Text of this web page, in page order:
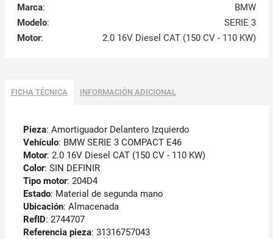
Marca:
BMW
Modelo:
SERIE 3
Motor: 2.0 16V Diesel CAT (150 CV - 110 KW)
FICHA TÉCNICA INFORMACIÓN ADICIONAL
Pieza: Amortiguador Delantero Izquierdo
Vehículo: BMW SERIE 3 COMPACT E46
Motor: 2.0 16V Diesel CAT (150 CV - 110 KW)
Color: SIN DEFINIR
Tipo motor: 204D4
Estado: Material de segunda mano
Ubicación: Almacenada
RefID: 2744707
Referencia pieza: 31316757043